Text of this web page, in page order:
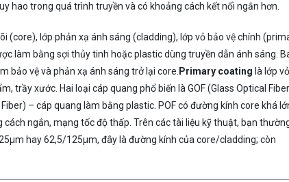
hao trong quá trình truyền và có khoảng cách kết nối ngắn hơn.
(core), lớp phản xạ ánh sáng (cladding), lớp vỏ bảo vệ chính
làm bằng sợi thủy tinh hoặc plastic dùng truyền dẫn ánh sáng.
bảo vệ và phản xạ ánh sáng trở lại core. Primary coating là lớp vỏ
trầy xước. Hai loại cáp quang phổ biến là GOF (Glass Optical
– cáp quang làm bằng plastic. POF có đường kính core khá
ngắn, mạng tốc độ thấp. Trên các tài liệu kỹ thuật, bạn
hay 62,5/125µm, đây là đường kính của core/cladding; còn